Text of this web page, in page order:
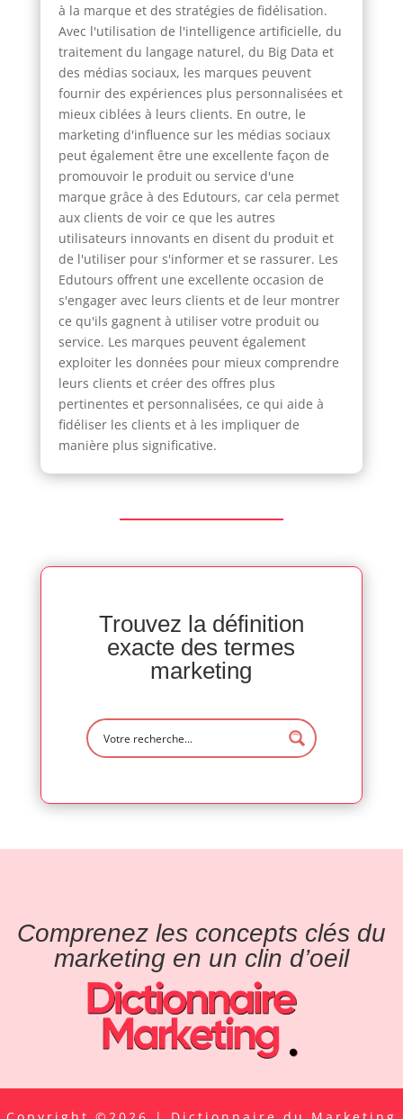
à la marque et des stratégies de fidélisation.
Avec l'utilisation de l'intelligence artificielle, du
traitement du langage naturel, du Big Data et
des médias sociaux, les marques peuvent
fournir des expériences plus personnalisées et
mieux ciblées à leurs clients. En outre, le
marketing d'influence sur les médias sociaux
peut également être une excellente façon de
promouvoir le produit ou service d'une
marque grâce à des Edutours, car cela permet
aux clients de voir ce que les autres
utilisateurs innovants en disent du produit et
de l'utiliser pour s'informer et se rassurer. Les
Edutours offrent une excellente occasion de
s'engager avec leurs clients et de leur montrer
ce qu'ils gagnent à utiliser votre produit ou
service. Les marques peuvent également
exploiter les données pour mieux comprendre
leurs clients et créer des offres plus
pertinentes et personnalisées, ce qui aide à
fidéliser les clients et à les impliquer de
manière plus significative.
Trouvez la définition
exacte des termes
marketing
Comprenez les concepts clés du
marketing en un clin d’oeil